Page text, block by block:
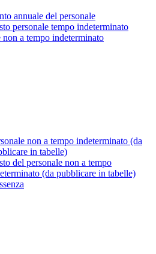
annuale del personale
personale tempo indeterminato
non a tempo indeterminato
non a tempo indeterminato (da
in tabelle)
del personale non a tempo
(da pubblicare in tabelle)